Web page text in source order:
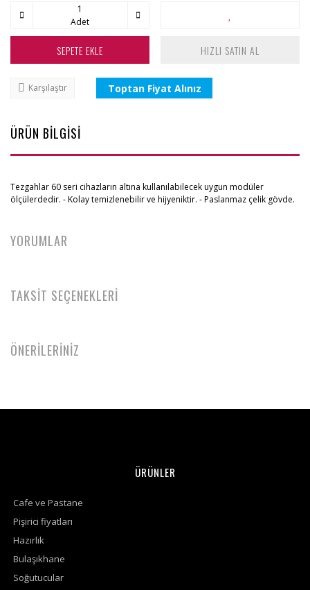
Adet
SEPETE EKLE HIZLI SATIN AL
Karşılaştır Toptan Fiyat Alınız
ÜRÜN BİLGİSİ
Tezgahlar 60 seri cihazların altına kullanılabilecek uygun modüler
ölçülerdedir. - Kolay temizlenebilir ve hijyeniktir. - Paslanmaz çelik gövde.
YORUMLAR
TAKSİT SEÇENEKLERİ
ÖNERİLERİNİZ
ÜRÜNLER
Cafe ve Pastane
Pişirici fiyatları
Hazırlık
Bulaşıkhane
Soğutucular